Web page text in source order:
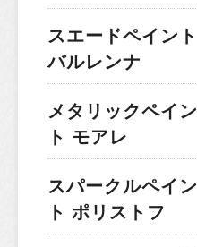
スエードペイント
バルレンナ
メタリックペイン
ト モアレ
スパークルペイン
ト ポリストフ